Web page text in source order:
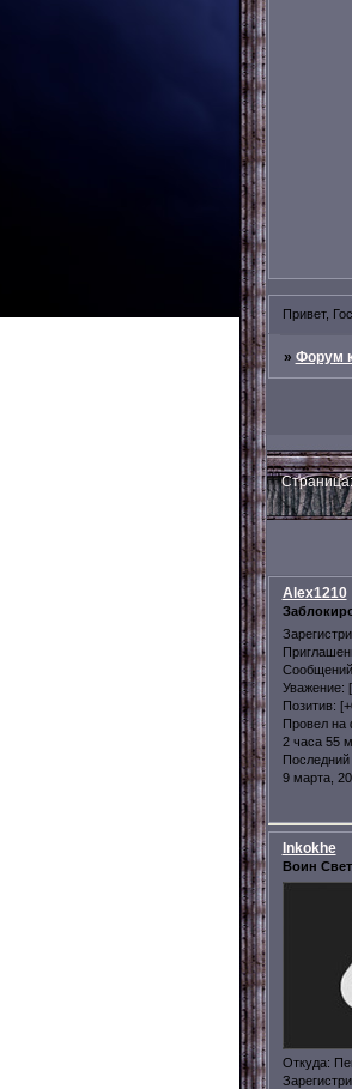
Привет,
» Форум
Alex1210
Уважение:
Позитив:
Провел на
2 часа 55
Последний
9 марта,
Inkokhe
Воин
Откуда: